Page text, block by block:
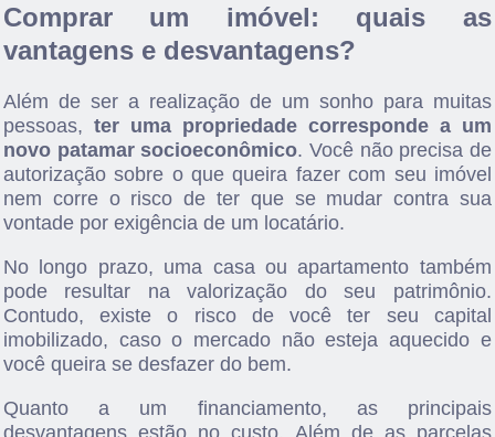
Comprar um imóvel: quais as
vantagens e desvantagens?
Além de ser a realização de um sonho para muitas
pessoas, ter uma propriedade corresponde a um
novo patamar socioeconômico. Você não precisa de
autorização sobre o que queira fazer com seu imóvel
nem corre o risco de ter que se mudar contra sua
vontade por exigência de um locatário.
No longo prazo, uma casa ou apartamento também
pode resultar na valorização do seu patrimônio.
Contudo, existe o risco de você ter seu capital
imobilizado, caso o mercado não esteja aquecido e
você queira se desfazer do bem.
Quanto a um financiamento, as principais
desvantagens estão no custo. Além de as parcelas